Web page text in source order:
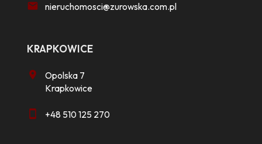
nieruchomosci@zurowska.com.pl
KRAPKOWICE
Opolska 7
Krapkowice
+48 510 125 270